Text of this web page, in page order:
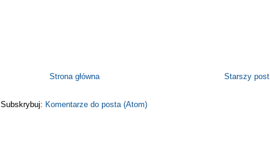
Starszy post
Strona główna
Subskrybuj: Komentarze do posta (Atom)